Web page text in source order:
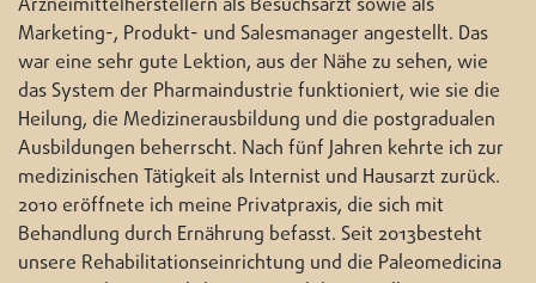
Marketing-, Produkt- und Salesmanager angestellt. Das
war eine sehr gute Lektion, aus der Nähe zu sehen, wie
das System der Pharmaindustrie funktioniert, wie sie die
Heilung, die Medizinerausbildung und die postgradualen
Ausbildungen beherrscht. Nach fünf Jahren kehrte ich zur
medizinischen Tätigkeit als Internist und Hausarzt zurück.
2010 eröffnete ich meine Privatpraxis, die sich mit
Behandlung durch Ernährung befasst. Seit 2013besteht
unsere Rehabilitationseinrichtung und die Paleomedicina